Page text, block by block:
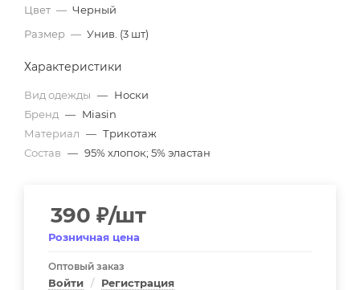
Цвет — Черный
Размер — Унив. (3 шт)
Характеристики
Вид одежды — Носки
Бренд — Miasin
Материал — Трикотаж
Состав — 95% хлопок; 5% эластан
390 ₽/шт
Розничная цена
Оптовый заказ
Войти / Регистрация